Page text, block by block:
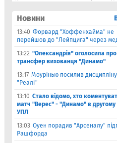
Новини
13:40 Форвард "Хоффенхайма" не
перейшов до "Лейпцига" через
13:22 "Олександрія" оголосила про
трансфер вихованця "Динамо"
13:17 Моурінью посилив
"Реалі"
13:10 Стало відомо, хто
матч "Верес" - "Динамо" в другому
УПЛ
13:03 Оуен порадив "Арсеналу"
Рашфорда